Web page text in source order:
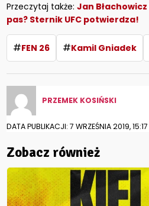
Przeczytaj także:Jan
pas? Sternik UFC potwierdza!
#FEN 26 #Kamil Gniadek
PRZEMEK KOSIŃSKI
DATA PUBLIKACJI: 7 WRZEŚNIA 2019, 15:17
Zobacz również